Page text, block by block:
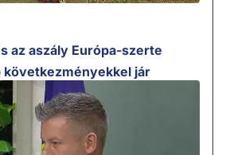
az aszály Európa-szerte
jár